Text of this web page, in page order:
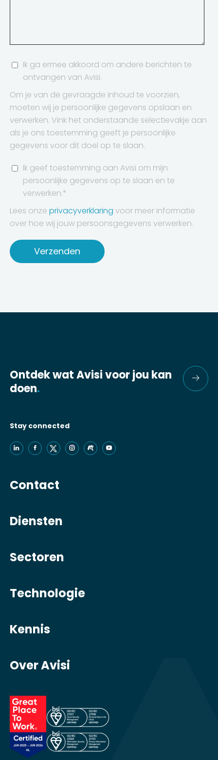
Ik ga ermee akkoord om andere berichten te
ontvangen van Avisi.
Om je van de gevraagde inhoud te voorzien,
moeten wij je persoonlijke gegevens opslaan en
verwerken. Vink het onderstaande selectievakje aan
als je ons toestemming geeft je persoonlijke
gegevens voor dit doel op te slaan.
Ik geef toestemming aan Avisi om mijn
persoonlijke gegevens op te slaan en te
verwerken.*
Lees onze privacyverklaring voor meer informatie
over hoe wij jouw persoonsgegevens verwerken.
Ontdek wat Avisi voor jou kan
doen.
Stay connected
Contact
Diensten
Sectoren
Technologie
Kennis
Over Avisi